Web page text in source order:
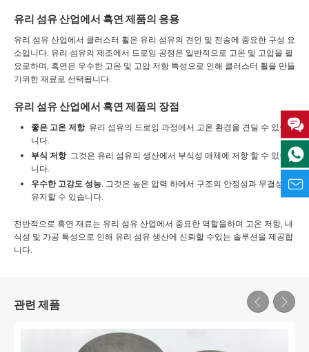
유리 섬유 산업에서 흑연 제품의 응용
유리 섬유 산업에서 클러스터 휠은 유리 섬유의 견인 및 전송에 중요한 구성 요
소입니다. 유리 섬유의 제조에서 드로잉 공정은 일반적으로 고온 및 고압을 필
요로하며, 흑연은 우수한 고온 및 고압 저항 특성으로 인해 클러스터 휠을 만들
기위한 재료로 선택됩니다.
유리 섬유 산업에서 흑연 제품의 장점
좋은 고온 저항. 유리 섬유의 드로잉 과정에서 고온 환경을 견딜 수 있습
니다.
부식 저항. 그것은 유리 섬유의 생산에서 부식성 매체에 저항 할 수 있습
니다.
우수한 고강도 성능. 그것은 높은 압력 하에서 구조의 안정성과 무결성을
유지할 수 있습니다.
전반적으로 흑연 재료는 유리 섬유 산업에서 중요한 역할을하며 고온 저항, 내
식성 및 가공 특성으로 인해 유리 섬유 생산에 신뢰할 수있는 솔루션을 제공합
니다.
관련 제품